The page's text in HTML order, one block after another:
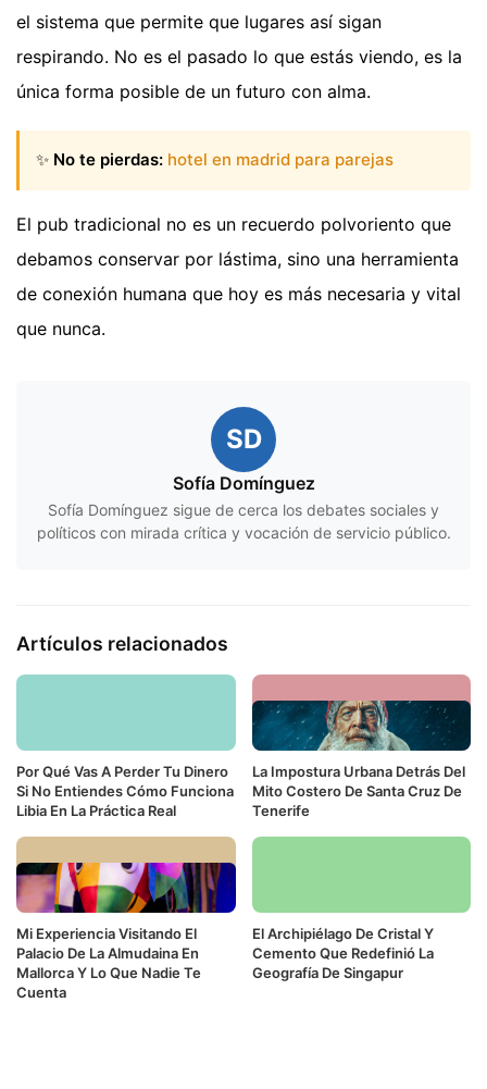
el sistema que permite que lugares así sigan
respirando. No es el pasado lo que estás viendo, es la
única forma posible de un futuro con alma.
✨ No te pierdas: hotel en madrid para parejas
El pub tradicional no es un recuerdo polvoriento que
debamos conservar por lástima, sino una herramienta
de conexión humana que hoy es más necesaria y vital
que nunca.
SD
Sofía Domínguez
Sofía Domínguez sigue de cerca los debates sociales y
políticos con mirada crítica y vocación de servicio público.
Artículos relacionados
Por Qué Vas A Perder Tu Dinero
Si No Entiendes Cómo Funciona
Libia En La Práctica Real
La Impostura Urbana Detrás Del
Mito Costero De Santa Cruz De
Tenerife
Mi Experiencia Visitando El
Palacio De La Almudaina En
Mallorca Y Lo Que Nadie Te
Cuenta
El Archipiélago De Cristal Y
Cemento Que Redefinió La
Geografía De Singapur